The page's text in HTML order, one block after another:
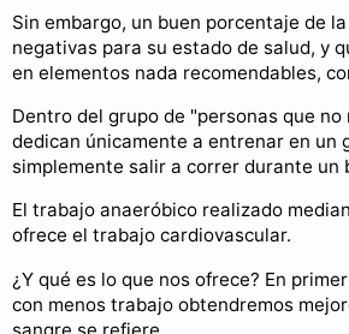
Sin embargo, un buen porcentaje de
negativas para su estado de salud, y
en elementos nada recomendables,
Dentro del grupo de "personas que
dedican únicamente a entrenar en un
simplemente salir a correr durante un
El trabajo anaeróbico realizado
ofrece el trabajo cardiovascular.
¿Y qué es lo que nos ofrece? En
con menos trabajo obtendremos
sangre se refiere.